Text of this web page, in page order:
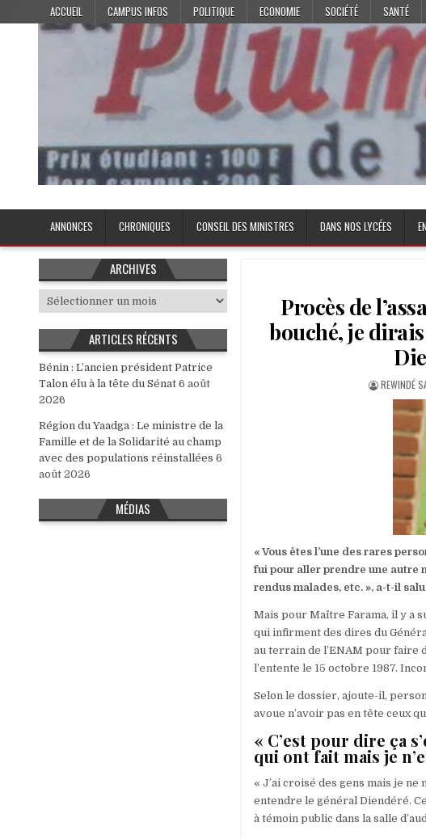
to
ACCUEIL CAMPUS INFOS POLITIQUE ECONOMIE SOCIÉTÉ SANTÉ
Plume de l'Etudiant
ANNONCES CHRONIQUES CONSEIL DES MINISTRES DANS NOS LYCÉES
Procès de
bouché, je
AUTHOR:
REWINDÉ
« Vous êtes l’une des rares
fui pour aller prendre une autre
rendus malades, etc. », a-t-il
Mais pour Maître Farama, il y a
qui infirment des dires du
au terrain de l’ENAM pour faire
l’entente le 15 octobre 1987.
Selon le dossier, ajoute-il,
avoue n’avoir pas en tête ceux
« C’est pour dire ça
qui ont fait mais je
« J’ai croisé des gens mais je ne
entendre le général Diendéré.
à témoin public dans la salle
ARCHIVES
Archives
ARTICLES RÉCENTS
Bénin : L’ancien président Patrice
Talon élu à la tête du Sénat 6 août
2026
Région du Yaadga : Le ministre de la
Famille et de la Solidarité au champ
avec des populations réinstallées 6
août 2026
MÉDIAS